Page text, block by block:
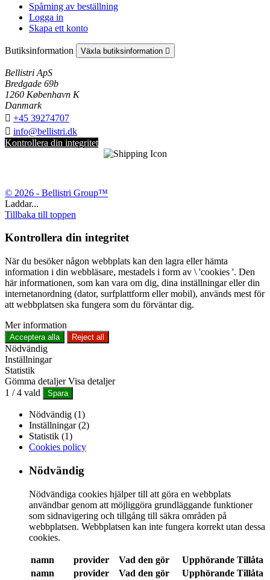
Spårning av beställning
Logga in
Skapa ett konto
Butiksinformation Växla butiksinformation 
Bellistri ApS
Bredgade 69b
1260 København K
Danmark
 +45 39274707
 info@bellistri.dk
Kontrollera din integritet
© 2026 - Bellistri Group™
Laddar...
Tillbaka till toppen
Kontrollera din integritet
När du besöker någon webbplats kan den lagra eller hämta
information i din webbläsare, mestadels i form av \ 'cookies '. Den
här informationen, som kan vara om dig, dina inställningar eller din
internetanordning (dator, surfplattform eller mobil), används mest för
att webbplatsen ska fungera som du förväntar dig.
Mer information
Acceptera alla Reject all
Nödvändig
Inställningar
Statistik
Gömma detaljer Visa detaljer
1 /4 vald Spara
Nödvändig (1)
Inställningar (2)
Statistik (1)
Cookies policy
Nödvändig
Nödvändiga cookies hjälper till att göra en webbplats
användbar genom att möjliggöra grundläggande funktioner
som sidnavigering och tillgång till säkra områden på
webbplatsen. Webbplatsen kan inte fungera korrekt utan dessa
cookies.
namn provider Vad den gör Upphörande Tillåta
namn
provider Vad den gör Upphörande Tillåta